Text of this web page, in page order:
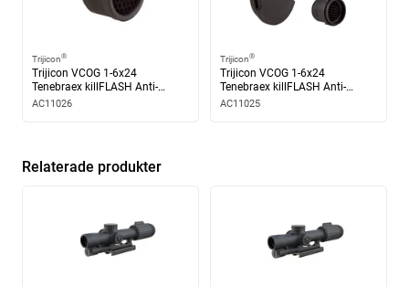
Mycket generöst ögonavstånd – tryggt även med
Konstruktion
Vattentät konstruktion för stabil funktion i fält
Trijicon®
Trijicon VCOG 1-6x24
Tenebraex killFLASH Anti-
Reflection Device
AC11026
Trijicon®
Trijicon VCOG 1-6x24
Tenebraex killFLASH Anti-
Reflection Device and
AC11025
Relaterade produkter